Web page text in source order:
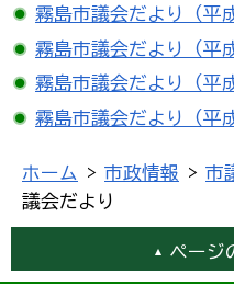
霧島市議会だより（平
霧島市議会だより（平
霧島市議会だより（平
霧島市議会だより（平
ホーム > 市政情報 > 市
議会だより
ページ